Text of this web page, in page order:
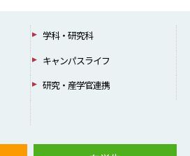
学科・研究科
キャンパスライフ
研究・産学官連携